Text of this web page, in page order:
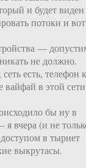
и будет виден
потоки и вот
—
не должно.
есть, телефон к
вайфай в этой
бы ну в
вчера (и не
в тырнет
выкрутасы.